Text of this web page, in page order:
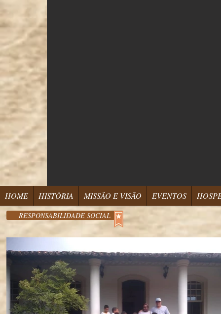
RESPONSABILIDADE SOCIAL
HOME HISTÓRIA MISSÃO E VISÃO EVENTOS